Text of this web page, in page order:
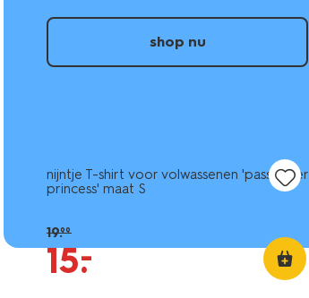
shop nu
nijntje T-shirt voor volwassenen 'passenger
princess' maat S
19.99
15.
–